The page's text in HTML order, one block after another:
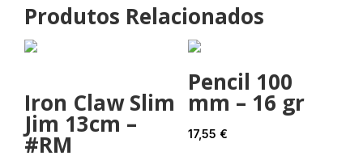
Produtos Relacionados
Iron Claw Slim
Jim 13cm –
#RM
Pencil 100
mm – 16 gr
17,55 €